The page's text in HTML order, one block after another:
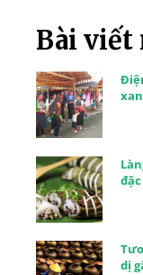
Bài
dị